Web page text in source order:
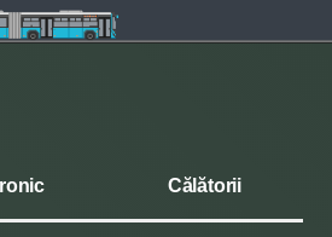
Călătorii